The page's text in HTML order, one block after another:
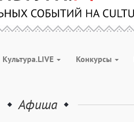
Культура.LIVE Конкурсы
Афиша